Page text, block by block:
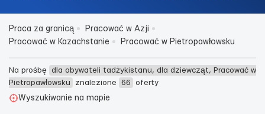
Praca za granicą
Pracować w Azji
Pracować w Kazachstanie
Pracować w Pietropawłowsku
Na prośbę dla obywateli tadżykistanu, dla dziewcząt, Pracować w
Pietropawłowsku
znalezione 66
oferty
Wyszukiwanie na mapie